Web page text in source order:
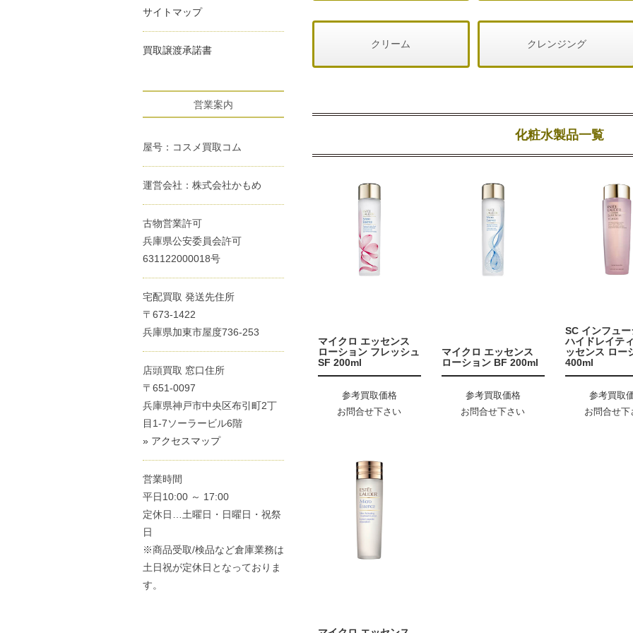
クリーム クレンジング
化粧水製品一覧
マイクロ エッセンス
ローション フレッシュ
SF 200ml
参考買取価格
お問合せ下さい
マイクロ エッセンス
ローション BF 200ml
参考買取価格
お問合せ下さい
SC インフュ
ハイドレイテ
ッセンス ロー
400ml
参考買取
お問合せ下
サイトマップ
買取譲渡承諾書
営業案内
屋号：コスメ買取コム
運営会社：株式会社かもめ
古物営業許可
兵庫県公安委員会許可
631122000018号
宅配買取 発送先住所
〒673-1422
兵庫県加東市屋度736-253
店頭買取 窓口住所
〒651-0097
兵庫県神戸市中央区布引町2丁
目1-7ソーラービル6階
» アクセスマップ
営業時間
平日10:00 ～ 17:00
定休日…土曜日・日曜日・祝祭
日
※商品受取/検品など倉庫業務は
土日祝が定休日となっておりま
す。